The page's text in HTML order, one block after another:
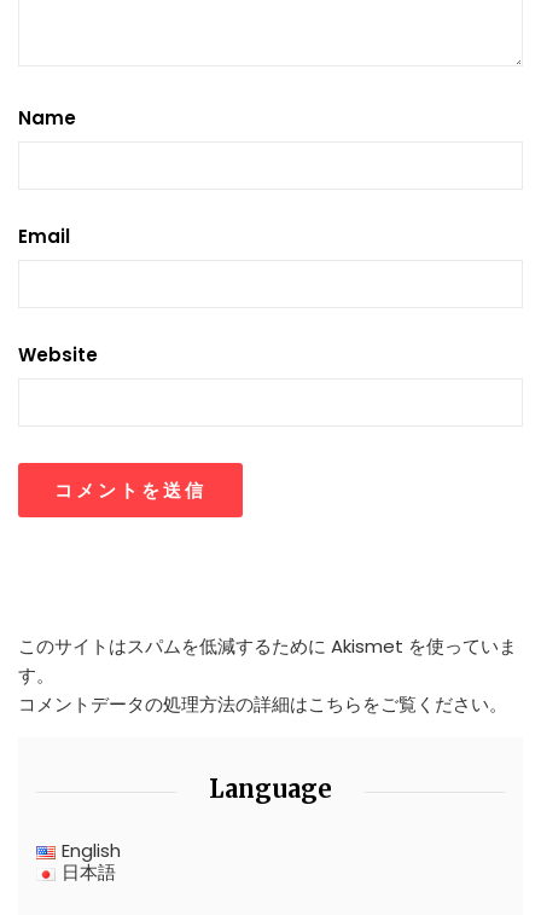
Name
Email
Website
このサイトはスパムを低減するために Akismet を使っていま
す。
コメントデータの処理方法の詳細はこちらをご覧ください。
Language
English
日本語